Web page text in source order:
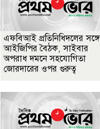
এফবিআই প্রতিনিধিদলের সঙ্গে
আইজিপির বৈঠক, সাইবার
অপরাধ দমনে সহযোগিতা
জোরদারের ওপর গুরুত্ব